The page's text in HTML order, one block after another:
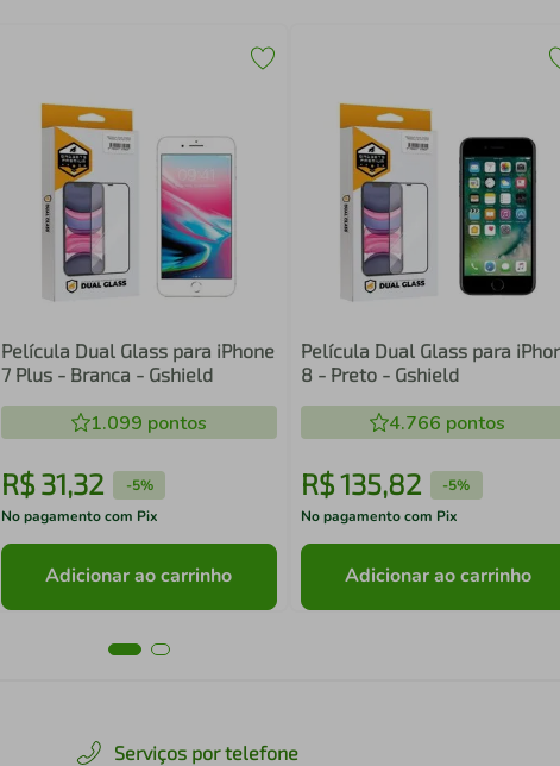
Película Dual Glass para iPhone
7 Plus - Branca - Gshield
1.099 pontos
R$31,32 -5%
No pagamento com Pix
Adicionar ao carrinho
Película Dual Glass para
8 - Preto - Gshield
4.766 pontos
R$135,82 -5%
No pagamento com Pix
Adicionar ao carrinho
Serviços por telefone